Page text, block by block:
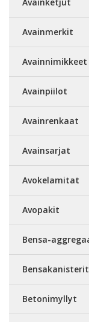
Avainmerkit
Avainnimikkeet
Avainpiilot
Avainrenkaat
Avainsarjat
Avokelamitat
Avopakit
Bensa-
Betonimyllyt